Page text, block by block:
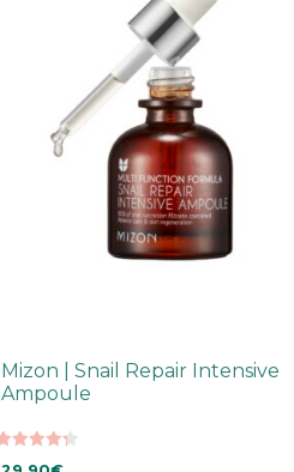
Mizon | Snail Repair Intensive
Ampoule